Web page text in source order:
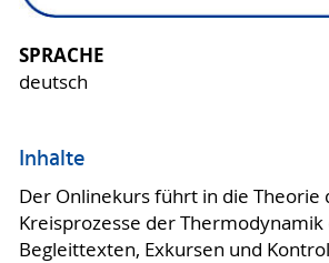
SPRACHE
deutsch
Inhalte
Der Onlinekurs führt in die Theorie
Kreisprozesse der
Begleittexten, Exkursen und